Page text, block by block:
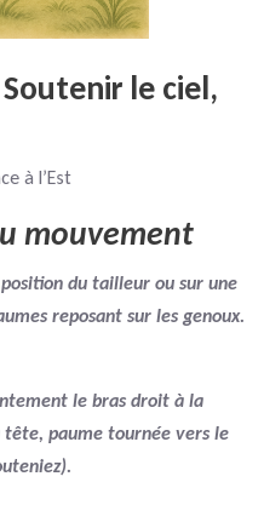
le ciel,
à l’Est
mouvement
du tailleur ou sur une
reposant sur les genoux.
le bras droit à la
tête, paume tournée vers le